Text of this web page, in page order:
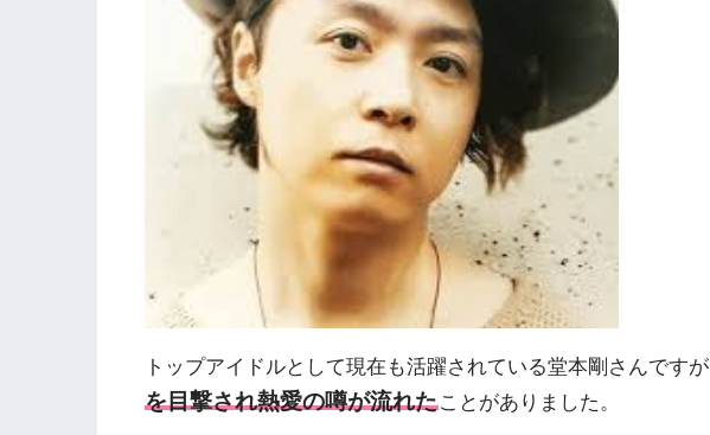
トップアイドルとして現在も活躍されている堂本剛さんですが
を目撃され熱愛の噂が流れたことがありました。